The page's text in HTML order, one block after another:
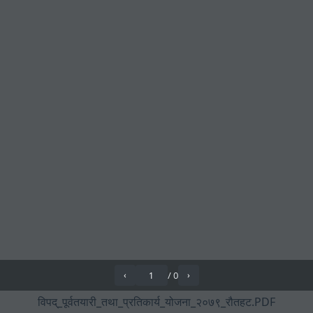
‹ /0 ›
विपद्_पूर्वतयारी_तथा_प्रतिकार्य_योजना_२०७९_रौतहट.PDF